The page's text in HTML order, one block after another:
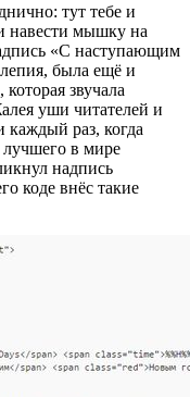
тут тебе и
навести мышку на
«С наступающим
была ещё и
звучала
уши читателей и
каждый раз, когда
в мире
надпись
коде внёс такие